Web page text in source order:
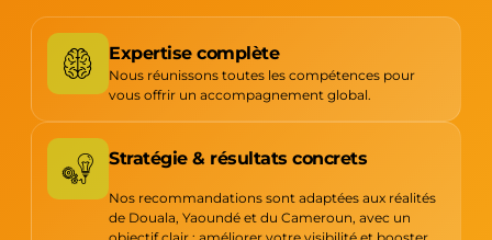
Expertise complète
Nous réunissons toutes les compétences pour
vous offrir un accompagnement global.
Stratégie & résultats concrets
Nos recommandations sont adaptées aux réalités
de Douala, Yaoundé et du Cameroun, avec un